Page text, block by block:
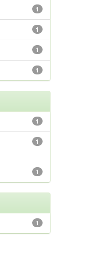
1
1
1
1
1
1
1
1